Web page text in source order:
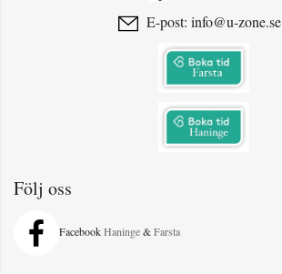
E-post: info@u-zone.se
Följ oss
FacebookHaninge&Farsta